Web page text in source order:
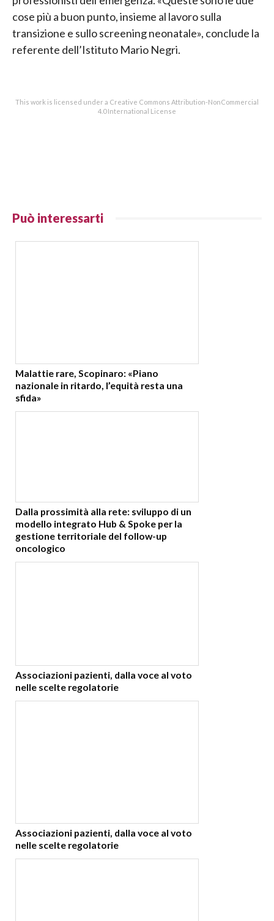
cose più a buon punto, insieme al lavoro sulla
transizione e sullo screening neonatale», conclude la
referente dell’Istituto Mario Negri.
This work is licensed under a Creative Commons Attribution-NonCommercial
4.0 International License
Può interessarti
Malattie rare, Scopinaro: «Piano
nazionale in ritardo, l’equità resta una
sfida»
Dalla prossimità alla rete: sviluppo di un
modello integrato Hub & Spoke per la
gestione territoriale del follow-up
oncologico
Associazioni pazienti, dalla voce al voto
nelle scelte regolatorie
Associazioni pazienti, dalla voce al voto
nelle scelte regolatorie